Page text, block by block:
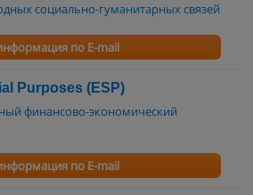
социально-гуманитарных связей
по E-mail
Purposes (ESP)
финансово-экономический
по E-mail